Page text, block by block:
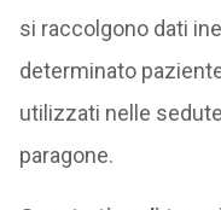
si raccolgono dati
determinato
utilizzati nelle
paragone.